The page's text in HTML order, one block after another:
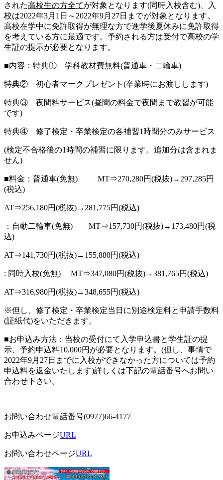
された高校生の方全てが対象となります(同時入校含む)、入
校は2022年3月1日～2022年9月27日までが対象となります。
高校在学中に免許取得が無理な方で進学後夏休みに免許取得
を考えている方に最適です。予約される方は受付で高校の学
生証の提示が必要となります。
■内容：特典① 学科教材費無料(普通車・二輪車)
特典② 初心者マークプレゼント(卒業時にお渡しします)
特典③ 夜間料サービス(昼間の料金で夜間まで教習が可能
です)
特典④ 修了検定・卒業検定の各補習1時間分のみサービス
(検定不合格後の1時間の補習に限ります。追加分は含まれま
せん)
■料金：普通車(免無) MT⇒270,280円(税抜)→297,285円
(税込)
AT⇒256,180円(税抜)→281,775円(税込)
：自動二輪車(免無) MT⇒157,730円(税抜)→173,480円(税
込)
AT⇒141,730円(税抜)→155,880円(税込)
: 同時入校(免無) MT⇒347,080円(税抜)→381,765円(税込)
AT⇒316,980円(税抜)→348,655円(税込)
※但し、修了検定・卒業検定当日に別途検定料と申請手数料
(証紙代)をいただきます。
■お申込み方法：当校の受付にて入学申込書と学生証の提
示、予約申込料10,000円が必要となります。(但し、事情で
2022年9月27日までに入校ができなかった方については予約
申込料を返金いたします)詳しくは下記の電話番号へお問い
合わせ下さい。
お問い合わせ電話番号(0977)66-4177
お申込みページURL
お問い合わせページURL